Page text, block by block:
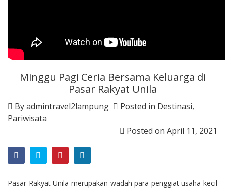
Minggu Pagi Ceria Bersama Keluarga di
Pasar Rakyat Unila
Byadmintravel2lampung Posted in Destinasi,
Pariwisata
Posted on April 11, 2021
Pasar Rakyat Unila merupakan wadah para penggiat usaha kecil